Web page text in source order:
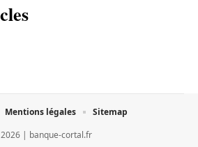
| banque-cortal.fr
Mentions légales Sitemap